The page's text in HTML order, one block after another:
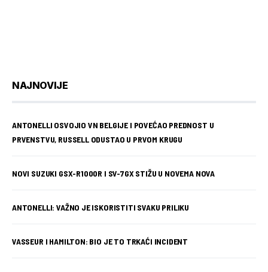
NAJNOVIJE
ANTONELLI OSVOJIO VN BELGIJE I POVEĆAO PREDNOST U
PRVENSTVU, RUSSELL ODUSTAO U PRVOM KRUGU
NOVI SUZUKI GSX-R1000R I SV-7GX STIŽU U NOVEMA NOVA
ANTONELLI: VAŽNO JE ISKORISTITI SVAKU PRILIKU
VASSEUR I HAMILTON: BIO JE TO TRKAĆI INCIDENT